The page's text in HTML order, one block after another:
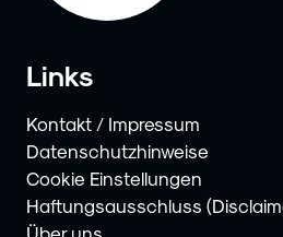
Links
Kontakt / Impressum
Datenschutzhinweise
Cookie Einstellungen
Haftungsausschluss
Über uns